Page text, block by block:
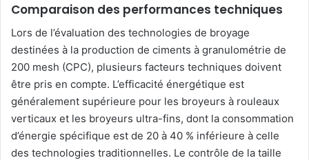
Comparaison des performances techniques
Lors de l’évaluation des technologies de broyage
destinées à la production de ciments à granulométrie de
200 mesh (CPC), plusieurs facteurs techniques doivent
être pris en compte. L’efficacité énergétique est
généralement supérieure pour les broyeurs à rouleaux
verticaux et les broyeurs ultra-fins, dont la consommation
d’énergie spécifique est de 20 à 40 % inférieure à celle
des technologies traditionnelles. Le contrôle de la taille